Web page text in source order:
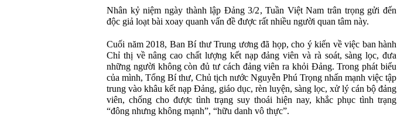
Nhân kỷ niệm ngày thành lập Đảng 3/2, Tuần Việt Nam trân trọng gửi đến
độc giả loạt bài xoay quanh vấn đề được rất nhiều người quan tâm này.
Cuối năm 2018, Ban Bí thư Trung ương đã họp, cho ý kiến về việc ban hành
Chỉ thị về nâng cao chất lượng kết nạp đảng viên và rà soát, sàng lọc, đưa
những người không còn đủ tư cách đảng viên ra khỏi Đảng. Trong phát biểu
của mình, Tổng Bí thư, Chủ tịch nước Nguyễn Phú Trọng nhấn mạnh việc tập
trung vào khâu kết nạp Đảng, giáo dục, rèn luyện, sàng lọc, xử lý cán bộ đảng
viên, chống cho được tình trạng suy thoái hiện nay, khắc phục tình trạng
“đông nhưng không mạnh”, “hữu danh vô thực”.